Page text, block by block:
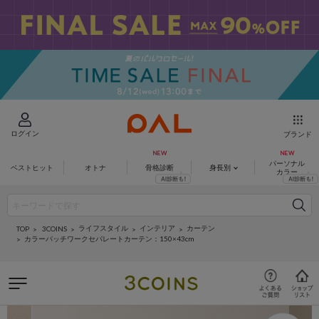
ログイン ブランド
ベストヒット オトナ 骨格診断 身長別
パーソナル
カラー
TOP 3COINS ライフスタイル インテリア
カーテン
カラーパッチワークセパレートカーテン：150×43cm